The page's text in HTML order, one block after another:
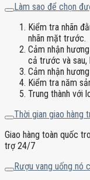
Làm sao để chọn
Kiểm tra nhãn
nhãn mặt trước.
Cảm nhận
cả trước và sau,
Cảm nhận
Kiểm tra năm
Trung thành với
Thời gian giao hàng
Giao hàng toàn quốc
trợ 24/7
Rượu vang uống nó